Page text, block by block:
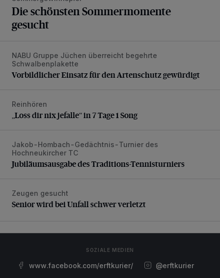
Die schönsten Sommermomente
gesucht
Vorbildlicher Einsatz für den Artenschutz gewürdigt
NABU Gruppe Jüchen überreicht begehrte
Schwalbenplakette
Vorbildlicher Einsatz für den Artenschutz gewürdigt
„Loss dir nix jefalle“ in 7 Tage 1 Song
Reinhören
„Loss dir nix jefalle“ in 7 Tage 1 Song
Jubiläumsausgabe des Traditions-Tennisturniers
Jakob-Hombach-Gedächtnis-Turnier des
Hochneukircher TC
Jubiläumsausgabe des Traditions-Tennisturniers
Senior wird bei Unfall schwer verletzt
Zeugen gesucht
Senior wird bei Unfall schwer verletzt
SOZIALE MEDIEN
www.facebook.com/erftkurier/ @erftkurier